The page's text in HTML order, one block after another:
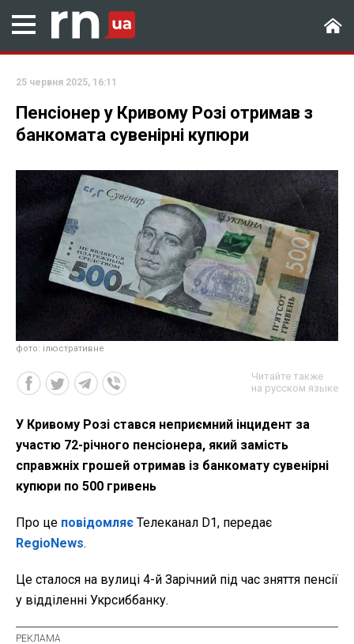
25 червня 2025, 16:11
Пенсіонер у Кривому Розі отримав з
банкомата сувенірні купюри
фото: ілюстративне
Читайте также
на русском языке
У Кривому Розі стався неприємний інцидент за
участю 72-річного пенсіонера, який замість
справжніх грошей отримав із банкомату сувенірні
купюри по 500 гривень
Про це повідомляє Телеканал D1, передає
RegioNews.
Це сталося на вулиці 4-й Зарічний під час зняття пенсії
у відділенні Укрсиббанку.